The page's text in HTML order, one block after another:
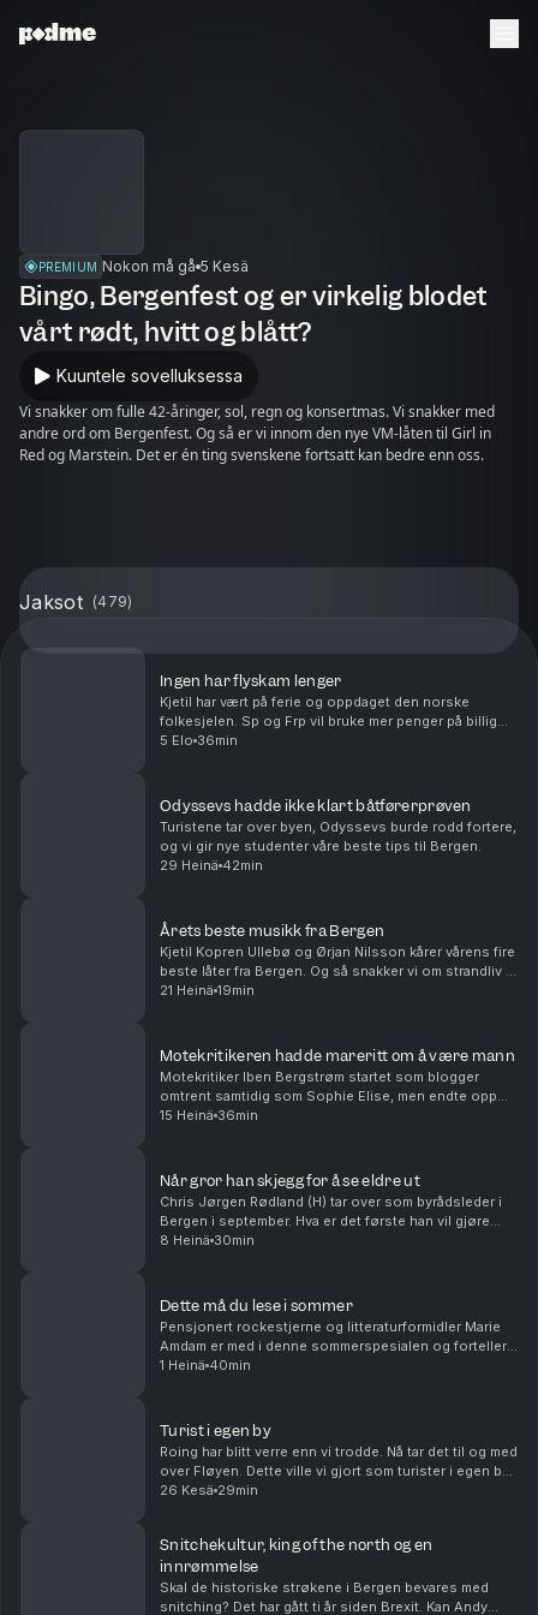
PREMIUM Nokon må gå 5 Kesä
Bingo, Bergenfest og er virkelig blodet
vårt rødt, hvitt og blått?
Kuuntele sovelluksessa
Vi snakker om fulle 42-åringer, sol, regn og konsertmas. Vi snakker med
andre ord om Bergenfest. Og så er vi innom den nye VM-låten til Girl in
Red og Marstein. Det er én ting svenskene fortsatt kan bedre enn oss.
Jaksot (479)
Ingen har flyskam lenger
Kjetil har vært på ferie og oppdaget den norske
folkesjelen. Sp og Frp vil bruke mer penger på billig
diesel, og hvem er du i folkefest-Bergen? Hipster eller
5 Elo 36min
Odyssevs hadde ikke klart båtførerprøven
Turistene tar over byen, Odyssevs burde rodd fortere,
og vi gir nye studenter våre beste tips til Bergen.
29 Heinä 42min
Årets beste musikk fra Bergen
Kjetil Kopren Ullebø og Ørjan Nilsson kårer vårens fire
beste låter fra Bergen. Og så snakker vi om strandliv i
Fyllingsdalen, Rio De Janeiro og på Karmøy.
21 Heinä 19min
Motekritikeren hadde mareritt om å være mann
Motekritiker Iben Bergstrøm startet som blogger
omtrent samtidig som Sophie Elise, men endte opp
som designer, kritiker og akademiker. I denne
15 Heinä 36min
Når gror han skjegg for å se eldre ut
Chris Jørgen Rødland (H) tar over som byrådsleder i
Bergen i september. Hva er det første han vil gjøre
som byrådsleder? Hvem vil han ha med seg på laget?
8 Heinä 30min
Dette må du lese i sommer
Pensjonert rockestjerne og litteraturformidler Marie
Amdam er med i denne sommerspesialen og forteller
deg hvilke bøker du må lese i sommer. Her er det tips
1 Heinä 40min
Turist i egen by
Roing har blitt verre enn vi trodde. Nå tar det til og med
over Fløyen. Dette ville vi gjort som turister i egen by,
og Fjorden Baby! har sluppet en ny låt som passer
26 Kesä 29min
Snitchekultur, king of the north og en
innrømmelse
Skal de historiske strøkene i Bergen bevares med
snitching? Det har gått ti år siden Brexit. Kan Andy